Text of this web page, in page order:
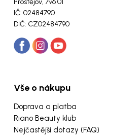
Prostějov, 796 01
IČ: 02484790
DIČ: CZ02484790
Vše o nákupu
Doprava a platba
Riano Beauty klub
Nejčastější dotazy (FAQ)